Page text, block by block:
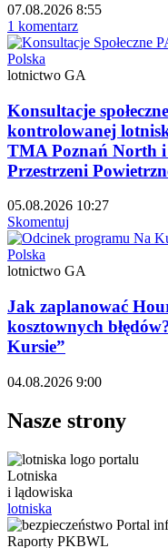
07.08.2026 8:55
1 komentarz
Polska
lotnictwo GA
Konsultacje
kontrolowanej
TMA Poznań North
Przestrzeni
05.08.2026 10:27
Skomentuj
Polska
lotnictwo GA
Jak zaplanować
kosztownych
Kursie”
04.08.2026 9:00
Nasze strony
Lotniska
i lądowiska
lotniska
Raporty PKBWL